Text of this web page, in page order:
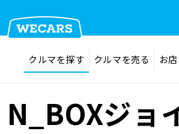
在庫検索 サイト内検索
クルマを探す
クルマを探す クルマを売る お
N_BOXジョ